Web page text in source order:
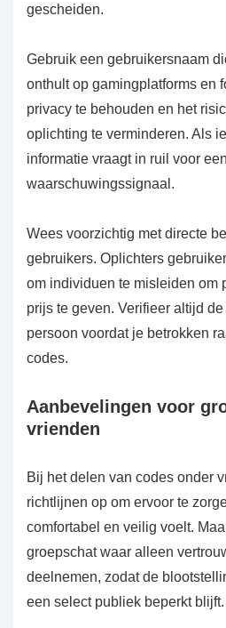
gescheiden.
Gebruik een gebruikersnaam
onthult op gamingplatforms en
privacy te behouden en het
oplichting te verminderen. Als
informatie vraagt in ruil voor
waarschuwingssignaal.
Wees voorzichtig met directe
gebruikers. Oplichters
om individuen te misleiden om
prijs te geven. Verifieer altijd
persoon voordat je betrokken
codes.
Aanbevelingen voor
vrienden
Bij het delen van codes onder
richtlijnen op om ervoor te
comfortabel en veilig voelt.
groepschat waar alleen
deelnemen, zodat de
een select publiek beperkt blijft.